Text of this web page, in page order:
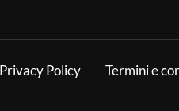
Privacy Policy Termini e